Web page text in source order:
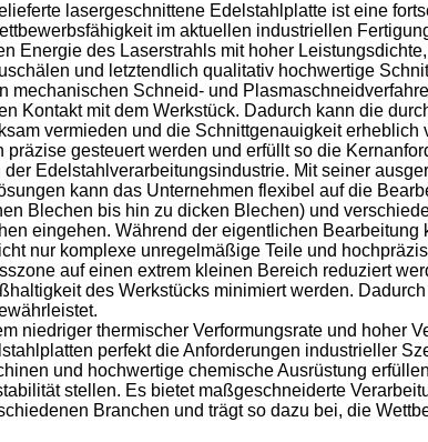
lasergeschnittene Edelstahlplatte ist eine
im aktuellen industriellen
Energie des Laserstrahls mit hoher
und letztendlich qualitativ hochwertige
mechanischen Schneid- und
Kontakt mit dem Werkstück. Dadurch kann die
vermieden und die Schnittgenauigkeit
gesteuert werden und erfüllt so die
Edelstahlverarbeitungsindustrie. Mit seiner
kann das Unternehmen flexibel auf die
Blechen bis hin zu dicken Blechen) und
eingehen. Während der eigentlichen Bearbeitung
nur komplexe unregelmäßige Teile und
auf einen extrem kleinen Bereich reduziert
des Werkstücks minimiert werden.
niedriger thermischer Verformungsrate und hoher
perfekt die Anforderungen industrieller
und hochwertige chemische Ausrüstung
stellen. Es bietet maßgeschneiderte
Branchen und trägt so dazu bei, die